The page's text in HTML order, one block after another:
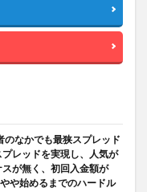
のなかでも最狭スプレッド
プレッドを実現し、人気が
が無く、初回入金額が
や始めるまでのハードル